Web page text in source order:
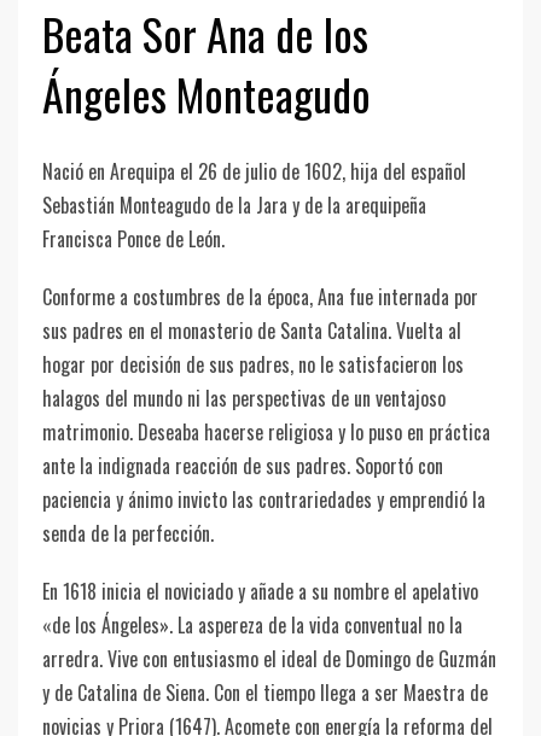
Beata Sor Ana de los
Ángeles Monteagudo
Nació en Arequipa el 26 de julio de 1602, hija del español
Sebastián Monteagudo de la Jara y de la arequipeña
Francisca Ponce de León.
Conforme a costumbres de la época, Ana fue internada por
sus padres en el monasterio de Santa Catalina. Vuelta al
hogar por decisión de sus padres, no le satisfacieron los
halagos del mundo ni las perspectivas de un ventajoso
matrimonio. Deseaba hacerse religiosa y lo puso en práctica
ante la indignada reacción de sus padres. Soportó con
paciencia y ánimo invicto las contrariedades y emprendió la
senda de la perfección.
En 1618 inicia el noviciado y añade a su nombre el apelativo
«de los Ángeles». La aspereza de la vida conventual no la
arredra. Vive con entusiasmo el ideal de Domingo de Guzmán
y de Catalina de Siena. Con el tiempo llega a ser Maestra de
novicias y Priora (1647). Acomete con energía la reforma del